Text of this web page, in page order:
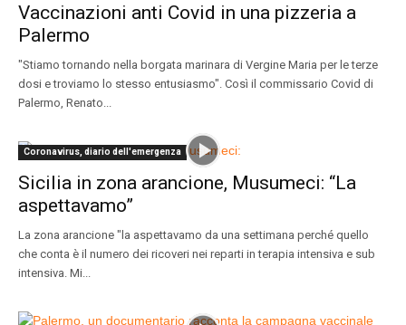
Vaccinazioni anti Covid in una pizzeria a
Palermo
"Stiamo tornando nella borgata marinara di Vergine Maria per le terze
dosi e troviamo lo stesso entusiasmo". Così il commissario Covid di
Palermo, Renato...
Coronavirus, diario dell'emergenza
Sicilia in zona arancione, Musumeci: “La
aspettavamo”
La zona arancione "la aspettavamo da una settimana perché quello
che conta è il numero dei ricoveri nei reparti in terapia intensiva e sub
intensiva. Mi...